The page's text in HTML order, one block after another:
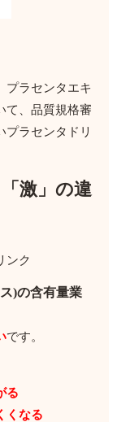
プラセンタエキ
て、品質規格審
プラセンタドリ
激」の違
ンク
)の含有量業
です。
る
くなる